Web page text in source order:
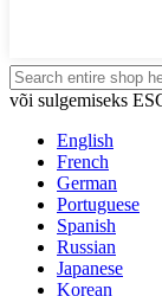
või sulgemiseks
English
French
German
Portuguese
Spanish
Russian
Japanese
Korean